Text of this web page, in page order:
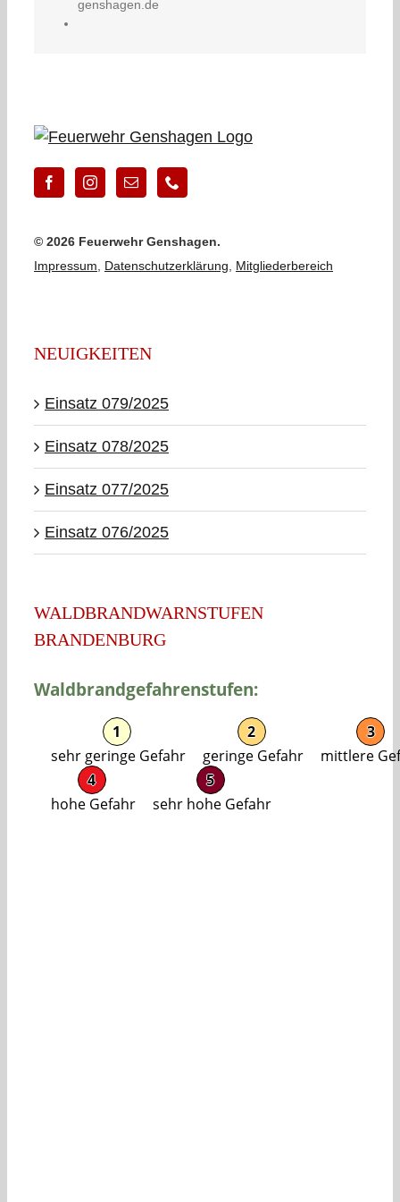
genshagen.de
© 2026 Feuerwehr Genshagen.
Impressum
Datenschutzerklärung Mitgliederbereich
NEUIGKEITEN
Einsatz 079/2025
Einsatz 078/2025
Einsatz 077/2025
Einsatz 076/2025
WALDBRANDWARNSTUFEN
BRANDENBURG